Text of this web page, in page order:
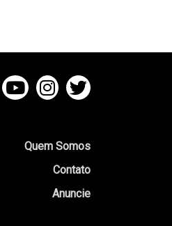
Quem Somos
Contato
Anuncie